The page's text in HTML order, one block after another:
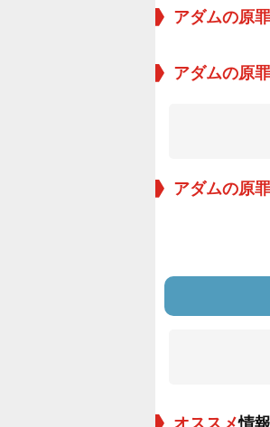
アダムの原罪
アダムの原罪
アダムの原罪
オススメ情報